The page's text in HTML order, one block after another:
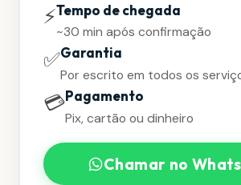
⚡Tempo de chegada
~30 min após confirmação
✅Garantia
Por escrito em todos os
💳Pagamento
Pix, cartão ou dinheiro
Chamar no